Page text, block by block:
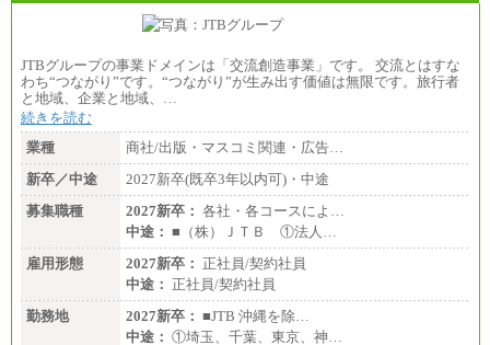
JTBグループの事業ドメインは「交流創造事業」です。 交流とはすな
わち“つながり”です。“つながり”が生み出す価値は無限です。旅行者
と地域、企業と地域、…
続きを読む
業種
商社/出版・マスコミ関連・広告…
新卒／中途
2027新卒(既卒3年以内可)・中途
募集職種
2027新卒： 各社・各コースによ…
中途： ■（株）ＪＴＢ ①法人…
雇用形態
2027新卒： 正社員/契約社員
中途： 正社員/契約社員
勤務地
2027新卒： ■JTB 沖縄を除…
中途： ①埼玉、千葉、東京、神…